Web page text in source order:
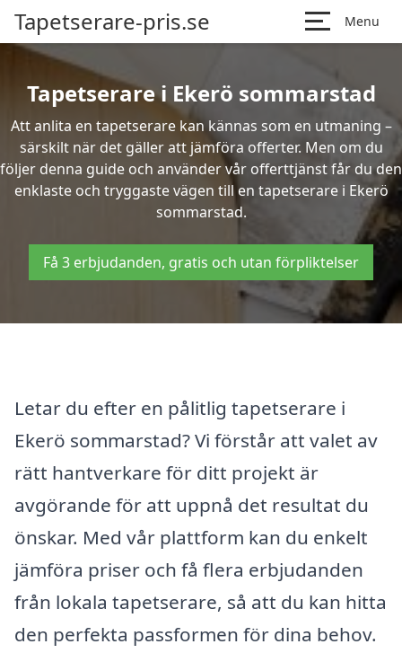
Tapetserare-pris.se Menu
Tapetserare i Ekerö sommarstad
Att anlita en tapetserare kan kännas som en utmaning –
särskilt när det gäller att jämföra offerter. Men om du
följer denna guide och använder vår offerttjänst får du den
enklaste och tryggaste vägen till en tapetserare i Ekerö
sommarstad.
Få 3 erbjudanden, gratis och utan förpliktelser
Letar du efter en pålitlig tapetserare i
Ekerö sommarstad? Vi förstår att valet av
rätt hantverkare för ditt projekt är
avgörande för att uppnå det resultat du
önskar. Med vår plattform kan du enkelt
jämföra priser och få flera erbjudanden
från lokala tapetserare, så att du kan hitta
den perfekta passformen för dina behov.